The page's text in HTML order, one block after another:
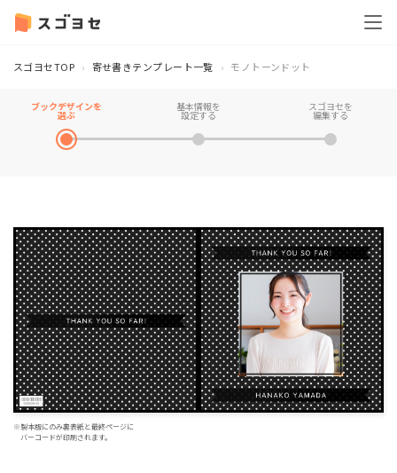
スゴヨセTOP 寄せ書きテンプレート一覧 モノトーンドット
ブックデザインを
選ぶ
基本情報を
設定する
スゴヨセを
編集する
※製本版にのみ裏表紙と最終ページに
バーコードが印刷されます。